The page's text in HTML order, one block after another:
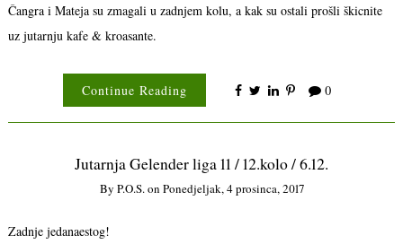
Čangra i Mateja su zmagali u zadnjem kolu, a kak su ostali prošli škicnite
uz jutarnju kafe & kroasante.
Continue Reading 0
Jutarnja Gelender liga 11 / 12.kolo / 6.12.
By P.o.s.on Ponedjeljak, 4 prosinca, 2017
Zadnje jedanaestog!